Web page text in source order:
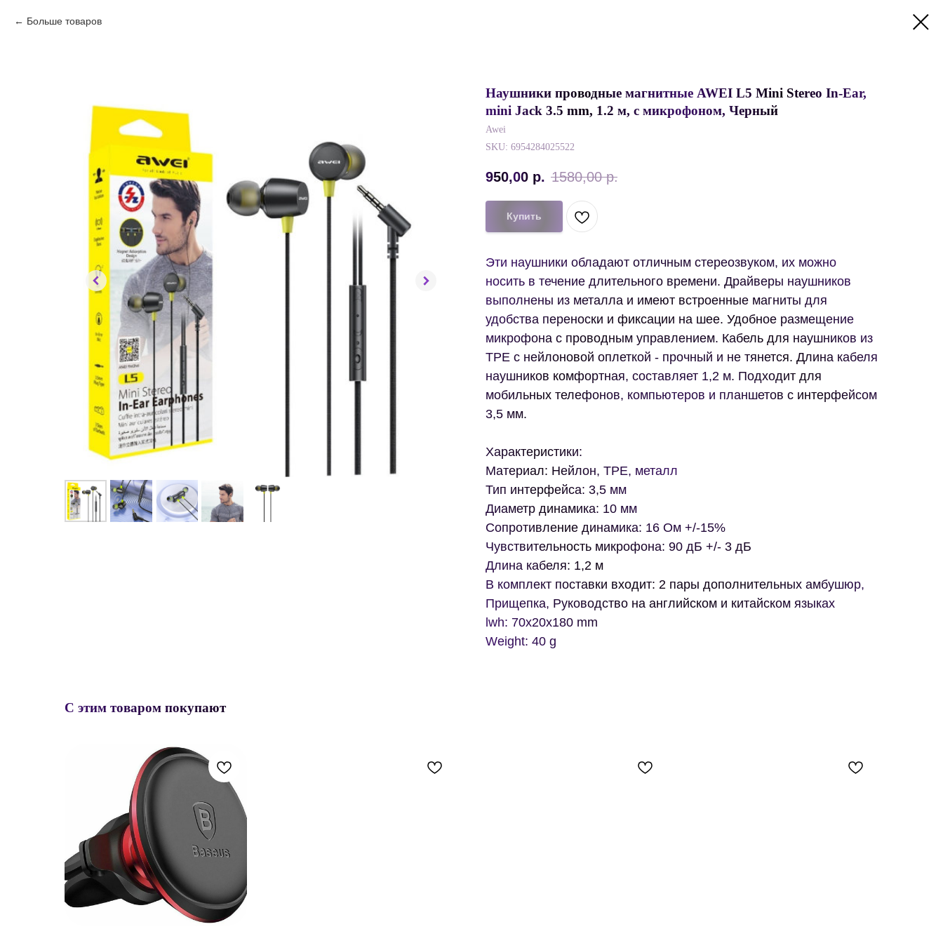
Больше товаров
Наушники проводные магнитные AWEI L5 Mini Stereo In-Ear,
mini Jack 3.5 mm, 1.2 м, с микрофоном, Черный
Awei
SKU: 6954284025522
950,00 р. 1580,00 р.
Купить
Эти наушники обладают отличным стереозвуком, их можно
носить в течение длительного времени. Драйверы наушников
выполнены из металла и имеют встроенные магниты для
удобства переноски и фиксации на шее. Удобное размещение
микрофона с проводным управлением. Кабель для наушников из
TPE c нейлоновой оплеткой - прочный и не тянется. Длина кабеля
наушников комфортная, составляет 1,2 м. Подходит для
мобильных телефонов, компьютеров и планшетов с интерфейсом
3,5 мм.
Характеристики:
Материал: Нейлон, TPE, металл
Тип интерфейса: 3,5 мм
Диаметр динамика: 10 мм
Сопротивление динамика: 16 Ом +/-15%
Чувствительность микрофона: 90 дБ +/- 3 дБ
Длина кабеля: 1,2 м
В комплект поставки входит: 2 пары дополнительных амбушюр,
Прищепка, Руководство на английском и китайском языках
lwh: 70x20x180 mm
Weight: 40 g
С этим товаром покупают